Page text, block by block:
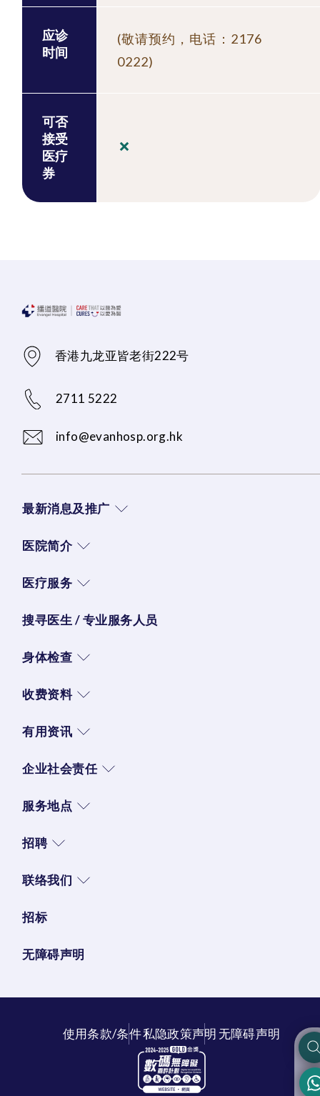
应诊
时间
(敬请预约，电话：2176
0222)
可否
接受
医疗
券
香港九龙亚皆老街222号
2711 5222
info@evanhosp.org.hk
最新消息及推广
医院简介
医疗服务
搜寻医生 / 专业服务人员
身体检查
收费资料
有用资讯
企业社会责任
服务地点
招聘
联络我们
招标
无障碍声明
使用条款/条件私隐政策声明无障碍声明